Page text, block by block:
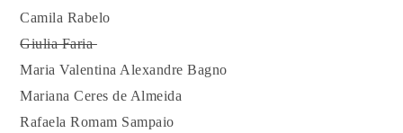
Camila Rabelo
Giulia Faria
Maria Valentina Alexandre Bagno
Mariana Ceres de Almeida
Rafaela Romam Sampaio